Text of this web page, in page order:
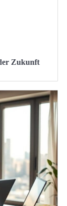
Zukunft